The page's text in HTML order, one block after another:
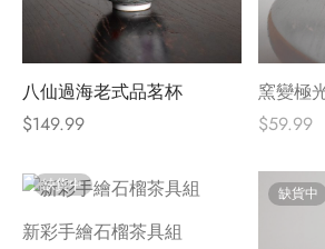
八仙過海老式品茗杯
$149.99
窯變極
$59.99
缺貨中
新彩手繪石榴茶具組
缺貨中